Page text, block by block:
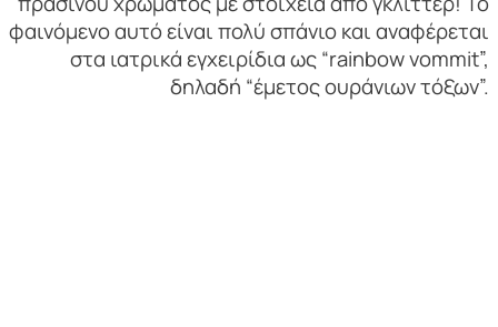
φαινόμενο αυτό είναι πολύ σπάνιο και αναφέρεται
στα ιατρικά εγχειρίδια ως “rainbow vommit”,
δηλαδή “έμετος ουράνιων τόξων”.